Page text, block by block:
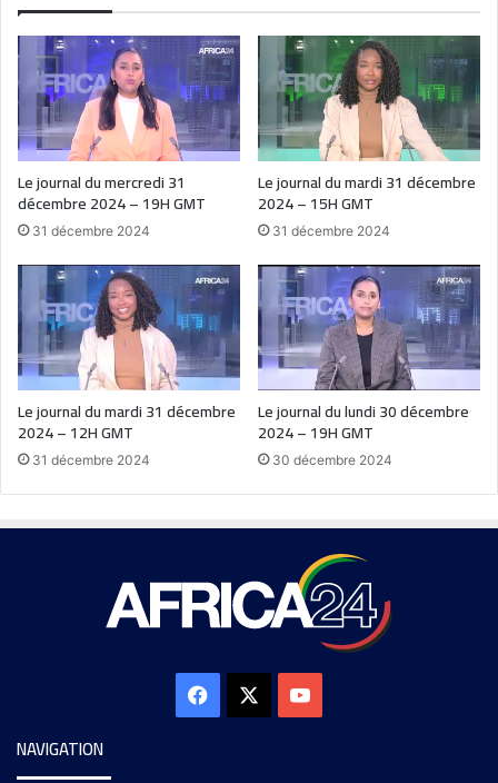
Le journal du mercredi 31
décembre 2024 – 19H GMT
31 décembre 2024
Le journal du mardi 31 décembre
2024 – 15H GMT
31 décembre 2024
Le journal du mardi 31 décembre
2024 – 12H GMT
31 décembre 2024
Le journal du lundi 30 décembre
2024 – 19H GMT
30 décembre 2024
NAVIGATION